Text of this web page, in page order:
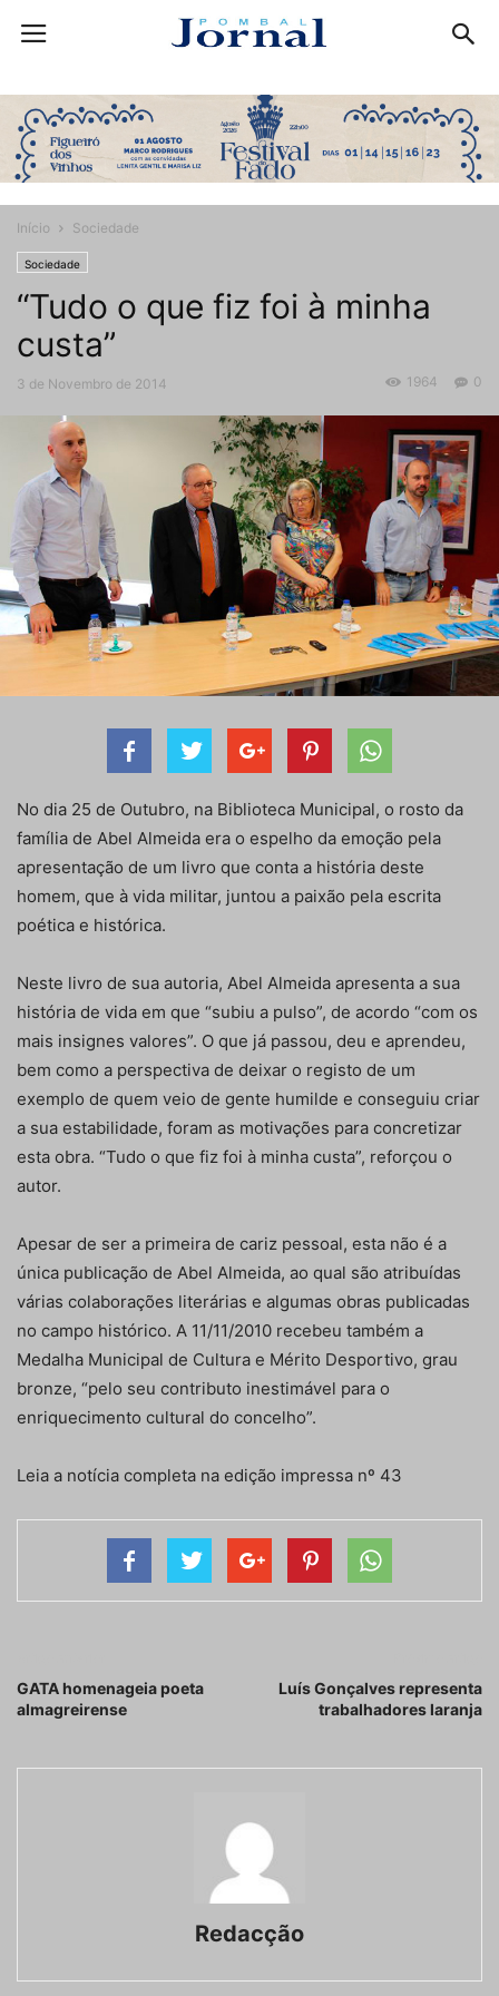
Início Sociedade
Sociedade
“Tudo o que fiz foi à minha
custa”
3 de Novembro de 2014 0
1964
No dia 25 de Outubro, na Biblioteca Municipal, o rosto da
família de Abel Almeida era o espelho da emoção pela
apresentação de um livro que conta a história deste
homem, que à vida militar, juntou a paixão pela escrita
poética e histórica.
Neste livro de sua autoria, Abel Almeida apresenta a sua
história de vida em que “subiu a pulso”, de acordo “com os
mais insignes valores”. O que já passou, deu e aprendeu,
bem como a perspectiva de deixar o registo de um
exemplo de quem veio de gente humilde e conseguiu criar
a sua estabilidade, foram as motivações para concretizar
esta obra. “Tudo o que fiz foi à minha custa”, reforçou o
autor.
Apesar de ser a primeira de cariz pessoal, esta não é a
única publicação de Abel Almeida, ao qual são atribuídas
várias colaborações literárias e algumas obras publicadas
no campo histórico. A 11/11/2010 recebeu também a
Medalha Municipal de Cultura e Mérito Desportivo, grau
bronze, “pelo seu contributo inestimável para o
enriquecimento cultural do concelho”.
Leia a notícia completa na edição impressa nº 43
GATA homenageia poeta
almagreirense
Luís Gonçalves representa
trabalhadores laranja
Redacção